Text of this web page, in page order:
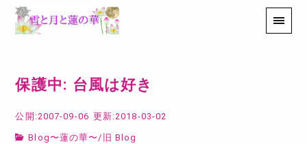
保護中: 台風は好き
公開:2007-09-06 更新:2018-03-02
Blog〜蓮の華〜 / 旧 Blog